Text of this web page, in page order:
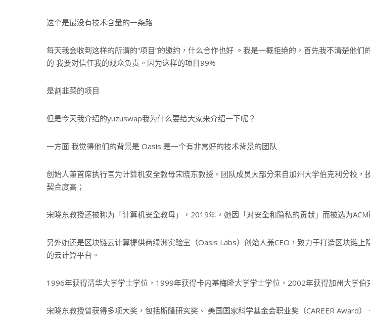
这个是最没有技术含量的一条路
每天我会收到这样的所谓的“项目”的邀约，什么合作也好 。我是一概拒绝的，首先我不清楚他们
的 我要对信任我的观众负责。因为这样的项目99%
是割韭菜的项目
但是今天我介绍的yuzuswap我为什么要给大家来介绍一下呢？
一方面 我觉得他们的背景是 Oasis 是一个有非常好的技术背景的团队
创始人兼首席执行官为计算机安全教母宋晓东教授。团队成员大部分来自加州大学伯克利分校，
契合度高；
宋晓东教授还被称为「计算机安全教母」，2019年，她因「对安全和隐私的贡献」而被选为ACM
另外她还是区块链云计算提供商绿洲实验室（Oasis Labs）创始人兼CEO，致力于打造区块链上
的云计算平台。
1996年获得清华大学学士学位，1999年获得卡内基梅隆大学学士学位，2002年获得加州大学伯
宋晓东教授曾获得多项大奖，包括斯隆研究奖、 美国国家科学基金会职业奖（CAREER Award